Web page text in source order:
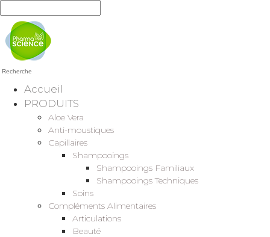
Recherche
Accueil
PRODUITS
Aloe Vera
Anti-moustiques
Capillaires
Shampooings
Shampooings Familiaux
Shampooings Techniques
Soins
Compléments Alimentaires
Articulations
Beauté